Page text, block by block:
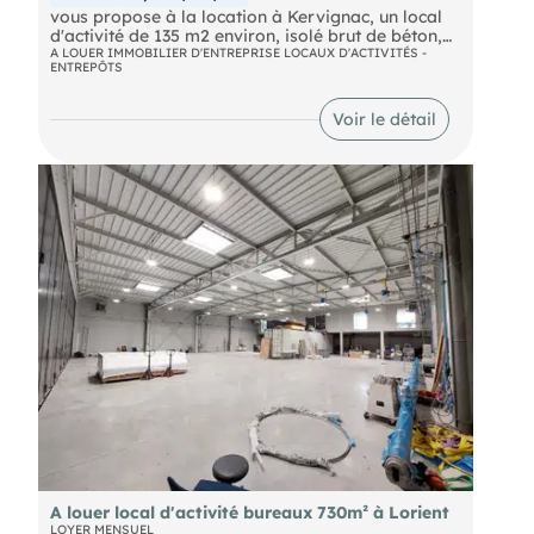
vous propose à la location à Kervignac, un local
d'activité de 135 m2 environ, isolé brut de béton,
équipé d'une porte sectionnelle motorisée, eau
électricité, un sanitaire (à l'extérieur du bâtiment
dans Algéco), site sécurisé avec portail, allée et
extérieur entièrement bitumé. Petit extérieur pour
du stockage. Convient parfaitement pour un
A LOUER IMMOBILIER D'ENTREPRISE LOCAUX D'ACTIVITÉS -
ENTREPÔTS
Voir le détail
A louer local d'activité bureaux 730m² à Lorient
LOYER MENSUEL